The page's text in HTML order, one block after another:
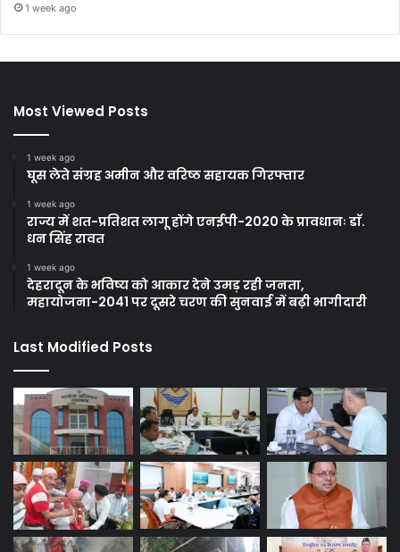
1 week ago
Most Viewed Posts
1 week ago
घूस लेते संग्रह अमीन और वरिष्ठ सहायक गिरफ्तार
1 week ago
राज्य में शत-प्रतिशत लागू होंगे एनईपी-2020 के प्रावधानः डाॅ.
धन सिंह रावत
1 week ago
देहरादून के भविष्य को आकार देने उमड़ रही जनता,
महायोजना-2041 पर दूसरे चरण की सुनवाई में बढ़ी भागीदारी
Last Modified Posts